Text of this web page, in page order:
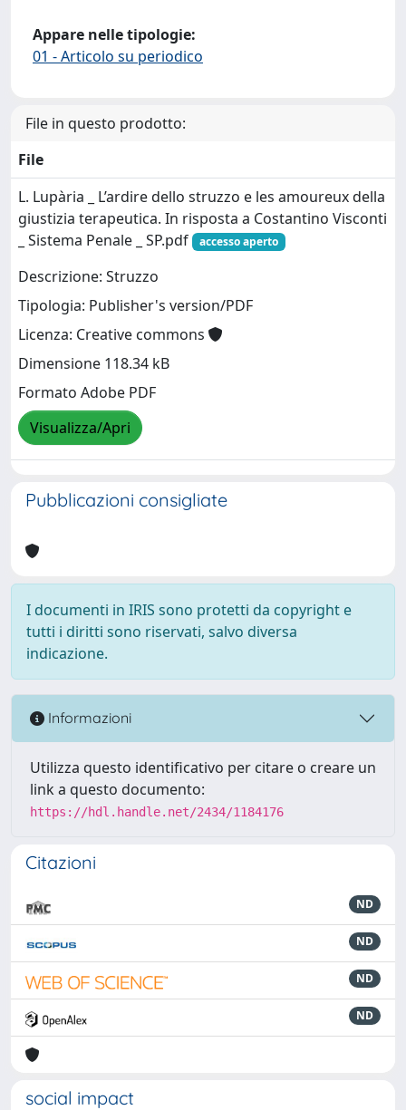
Appare nelle tipologie:
01 - Articolo su periodico
File in questo prodotto:
File
L. Lupària _ L’ardire dello struzzo e les amoureux della
giustizia terapeutica. In risposta a Costantino Visconti
_ Sistema Penale _ SP.pdf
accesso aperto
Descrizione: Struzzo
Tipologia: Publisher's version/PDF
Licenza: Creative commons
Dimensione 118.34 kB
Formato Adobe PDF
Visualizza/Apri
Pubblicazioni consigliate
I documenti in IRIS sono protetti da copyright e
tutti i diritti sono riservati, salvo diversa
indicazione.
Informazioni
Utilizza questo identificativo per citare o creare un
link a questo documento:
https://hdl.handle.net/2434/1184176
Citazioni
ND
ND
ND
ND
social impact